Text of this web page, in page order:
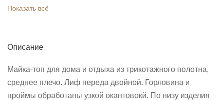
Показать всё
Описание
Майка-топ для дома и отдыха из трикотажного полотна,
среднее плечо. Лиф переда двойной. Горловина и
проймы обработаны узкой окантовокй. По низу изделия